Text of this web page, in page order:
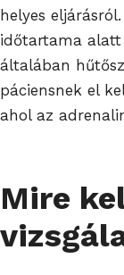
helyes
időtartama alatt
általában
páciensnek el
ahol az
Mire